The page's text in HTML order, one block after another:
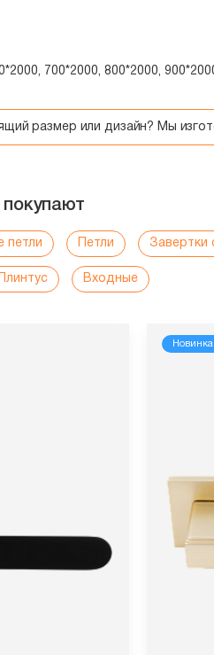
700*2000, 800*2000,
размер или дизайн? Мы
петли Петли Завертки
Плинтус Входные
Новинка